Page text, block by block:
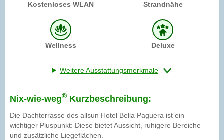
Kostenloses WLAN Strandnähe
Wellness Deluxe
Weitere Ausstattungsmerkmale
Nix-wie-weg® Kurzbeschreibung:
Die Dachterrasse des allsun Hotel Bella Paguera ist ein
wichtiger Pluspunkt: Diese bietet Aussicht, ruhigere Bereiche
und zusätzliche Liegeflächen.